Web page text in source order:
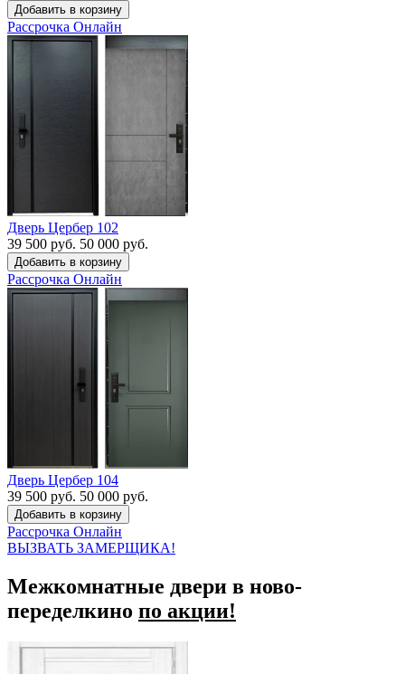
Рассрочка Онлайн
Дверь Цербер 102
39 500 руб. 50 000 руб.
Рассрочка Онлайн
Дверь Цербер 104
39 500 руб. 50 000 руб.
Рассрочка Онлайн
ВЫЗВАТЬ ЗАМЕРЩИКА!
Межкомнатные двери в ново-
переделкино по акции!